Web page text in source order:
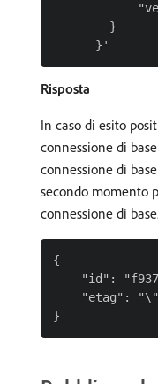
        }
Risposta
In caso di esito
connessione di
connessione di
secondo momento
connessione di base.
{
"id":
"etag":